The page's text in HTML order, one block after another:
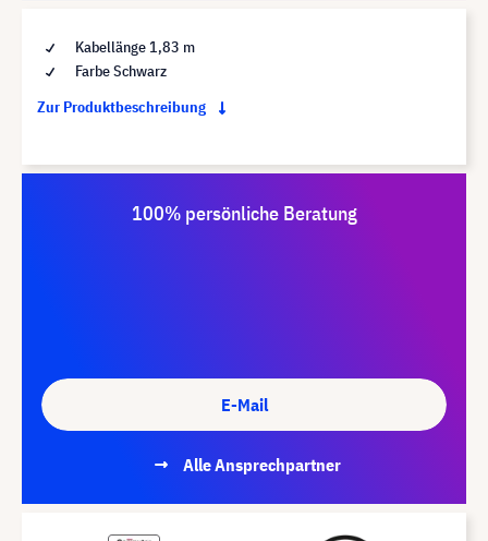
Kabellänge 1,83 m
Farbe Schwarz
Zur Produktbeschreibung
100% persönliche Beratung
E-Mail
Alle Ansprechpartner